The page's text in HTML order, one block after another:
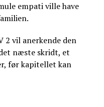
empati ville have
2 vil anerkende den
næste skridt, et
før kapitellet kan